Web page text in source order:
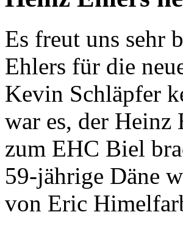
Es freut uns sehr
Ehlers für die
Kevin Schläpfer
war es, der Heinz
zum EHC Biel
59-jährige Däne
von Eric